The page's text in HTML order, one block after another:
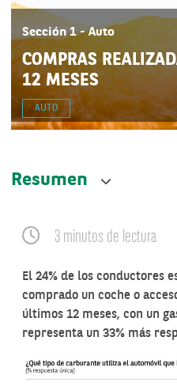
Sección 1 - Auto
COMPRAS
12 MESES
AUTO
3 minutos de lectura
El 24% de los conductores
comprado un coche o
últimos 12 meses, con un
representa un 33% más
Resumen